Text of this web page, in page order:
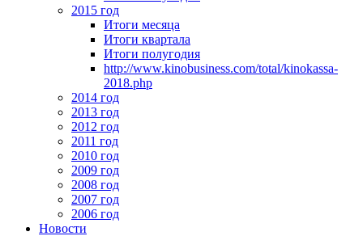
2015 год
Итоги месяца
Итоги квартала
Итоги полугодия
http://www.kinobusiness.com/total/kinokassa-
2018.php
2014 год
2013 год
2012 год
2011 год
2010 год
2009 год
2008 год
2007 год
2006 год
Новости